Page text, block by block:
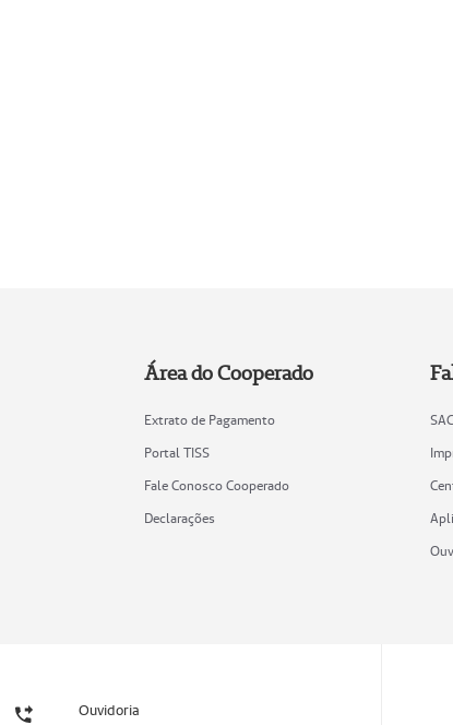
Área do Cooperado
Extrato de Pagamento
Portal TISS
Fale Conosco Cooperado
Declarações
SAC
Ouvidoria